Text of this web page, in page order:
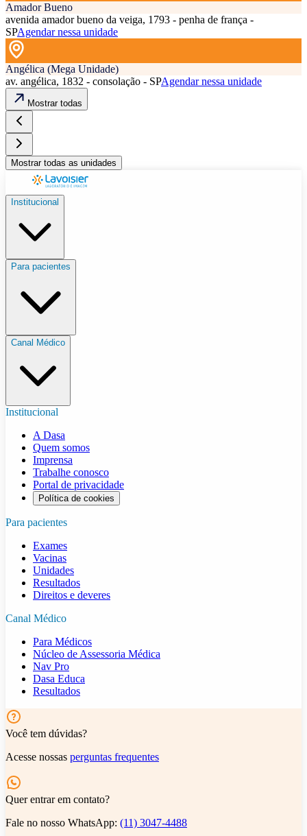
Amador Bueno
avenida amador bueno da veiga, 1793 - penha de frança -
SPAgendar nessa unidade
Angélica (Mega Unidade)
av. angélica, 1832 - consolação - SPAgendar nessa unidade
Mostrar todas
Mostrar todas as unidades
Institucional
Para pacientes
Canal Médico
Institucional
A Dasa
Quem somos
Imprensa
Trabalhe conosco
Portal de privacidade
Política de cookies
Para pacientes
Exames
Vacinas
Unidades
Resultados
Direitos e deveres
Canal Médico
Para Médicos
Núcleo de Assessoria Médica
Nav Pro
Dasa Educa
Resultados
Você tem dúvidas?
Acesse nossas perguntas frequentes
Quer entrar em contato?
Fale no nosso WhatsApp: (11) 3047-4488